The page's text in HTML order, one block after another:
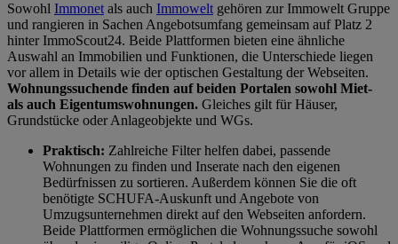
Sowohl Immonet als auch Immowelt gehören zur Immowelt Gruppe
und rangieren in Sachen Angebotsumfang gemeinsam auf Platz 2
hinter ImmoScout24. Beide Plattformen bieten eine ähnliche
Auswahl an Immobilien und Funktionen, die Unterschiede liegen
vor allem in Details wie der optischen Gestaltung der Webseiten.
Wohnungssuchende finden auf beiden Portalen sowohl Miet-
als auch Eigentumswohnungen. Gleiches gilt für Häuser,
Grundstücke oder Anlageobjekte und WGs.
Praktisch: Zahlreiche Filter helfen dabei, passende
Wohnungen zu finden und Inserate nach den eigenen
Bedürfnissen zu sortieren. Außerdem können Sie die oft
benötigte SCHUFA-Auskunft und Angebote von
Umzugsunternehmen direkt auf den Webseiten anfordern.
Beide Plattformen ermöglichen die Wohnungssuche sowohl